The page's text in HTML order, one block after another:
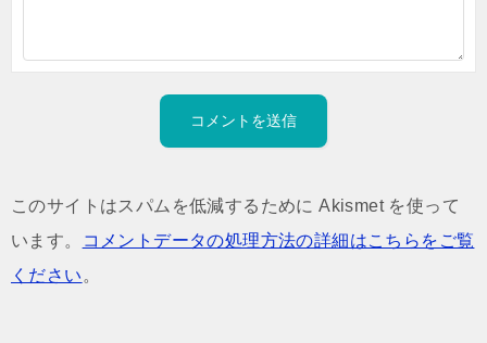
このサイトはスパムを低減するために Akismet を使って
います。
コメントデータの処理方法の詳細はこちらをご覧
ください 。